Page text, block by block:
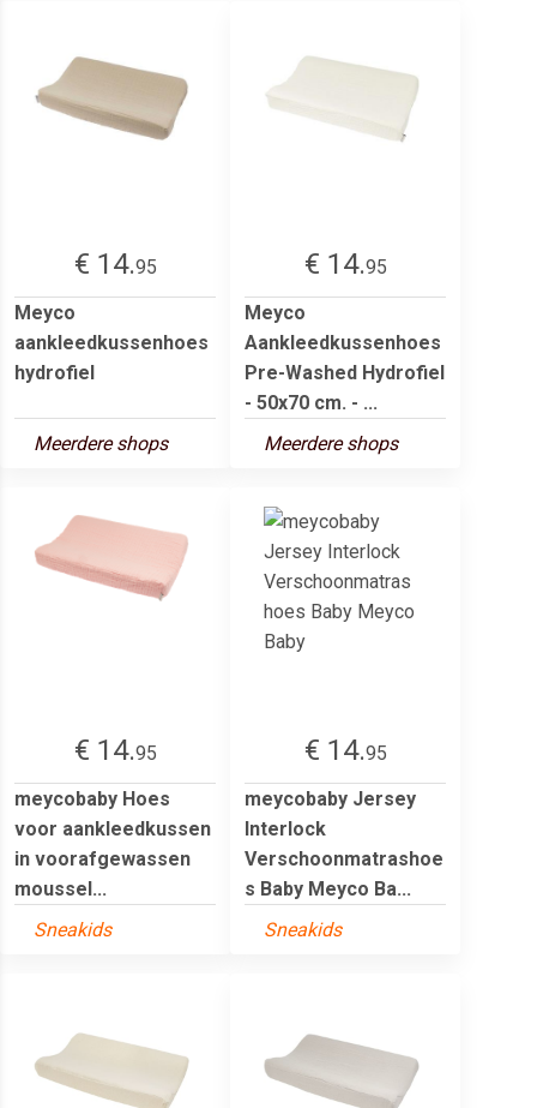
€ 14.95
Meyco
aankleedkussenhoes
hydrofiel
Meerdere shops
€ 14.95
Meyco
Aankleedkussenhoes
Pre-Washed Hydrofiel
- 50x70 cm. - ...
Meerdere shops
€ 14.95
meycobaby Hoes
voor aankleedkussen
in voorafgewassen
moussel...
Sneakids
€ 14.95
meycobaby Jersey
Interlock
Verschoonmatrashoe
s Baby Meyco Ba...
Sneakids